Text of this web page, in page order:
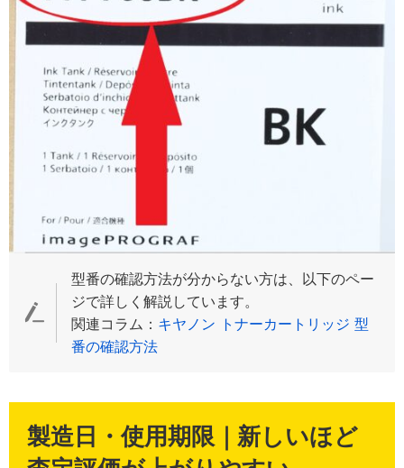
型番の確認方法が分からない方は、以下のペー
ジで詳しく解説しています。
関連コラム： キヤノン トナーカートリッジ 型
番の確認方法
製造日・使用期限｜新しいほど